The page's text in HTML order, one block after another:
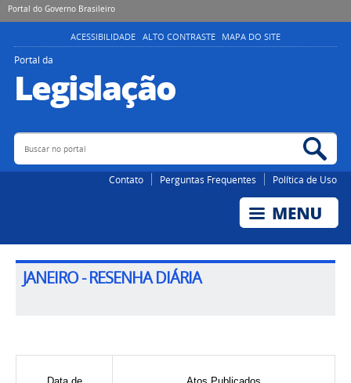
Portal do Governo Brasileiro
ACESSIBILIDADE ALTO CONTRASTE MAPA DO SITE
Portal da
Legislação
Buscar no portal
Contato Perguntas Frequentes Política de Uso
JANEIRO - RESENHA DIÁRIA